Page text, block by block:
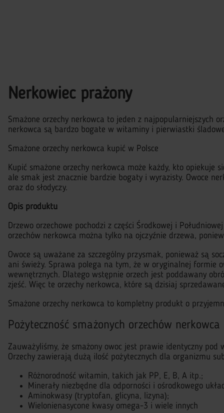
Nerkowiec prażony
Smażone orzechy nerkowca to jeden z najpopularniejszych
nerkowca są bardzo bogate w witaminy i pierwiastki
Smażone orzechy nerkowca kupić w Polsce
Kupić smażone orzechy nerkowca może każdy, kto opiekuje
ale smak jest znacznie bardzie bogaty i wyrazisty. Owoce
oraz do słodyczy.
Opis produktu
Drzewo orzechowe pochodzi z części Środkowej i
orzechów nerkowca można tylko na ojczyźnie drzewa,
Owoce są uważane za szczególny przysmak, ponieważ są
ani świeży. Sprawa polega na tym, że w oryginalnej formie
wewnętrznych. Dlatego wstępnie orzech jest poddawany
zjeść. Więc te orzechy nerkowca, które są dzisiaj
Smażone orzechy nerkowca to kompletny produkt o
Pożyteczność smażonych orzechów nerkowca
Zauważyliśmy, że smażony owoc jest prawie identyczny
Orzechy zawierają dużą ilość pożytecznych dla organizmu
Różnorodność witamin, takich jak PP, E, B, A itp.;
Minerały niezbędne dla odporności i ośrodkowego
Aminokwasy (tryptofan, glicyna, lizyna);
Wielonienasycone kwasy omega-3 i wiele innych